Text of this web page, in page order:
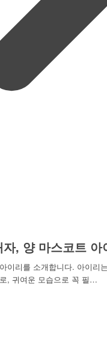
, 양 마스코트
이리를 소개합니다. 아이
, 귀여운 모습으로 꼭 필…